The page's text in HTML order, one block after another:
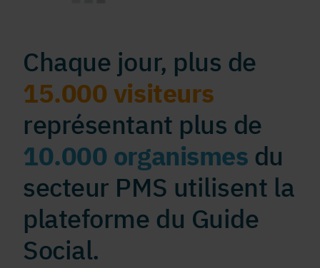
Chaque jour, plus de
15.000 visiteurs
représentant plus de
10.000 organismes du
secteur PMS utilisent la
plateforme du Guide
Social.